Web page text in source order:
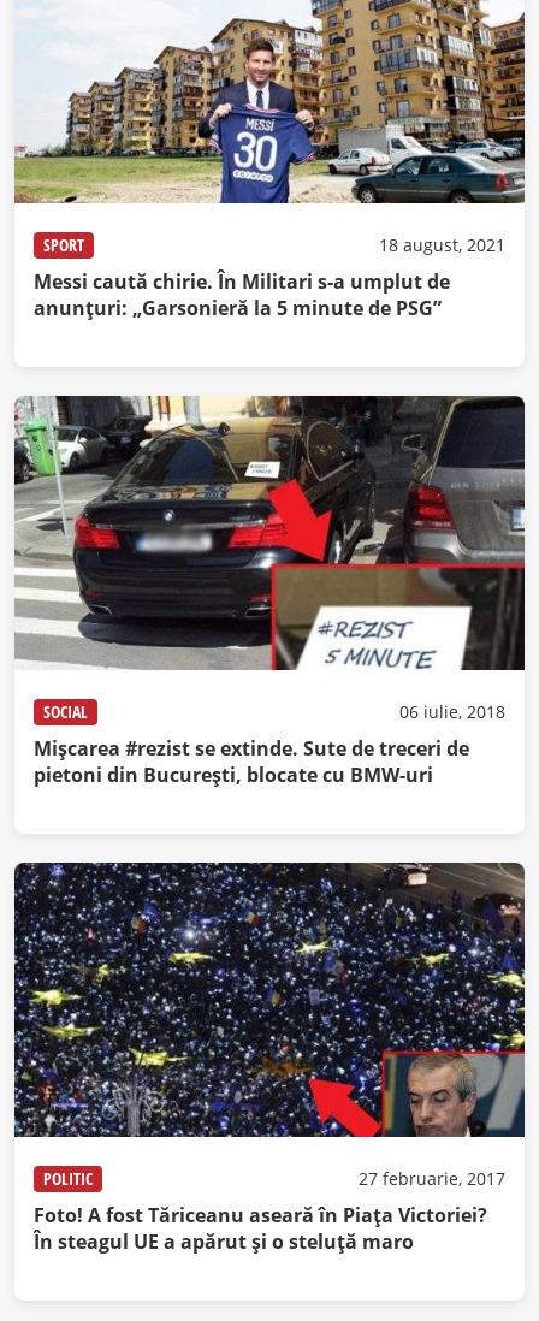
SPORT 18 august, 2021
Messi caută chirie. În Militari s-a umplut de
anunțuri: „Garsonieră la 5 minute de PSG”
SOCIAL 06 iulie, 2018
Mişcarea #rezist se extinde. Sute de treceri de
pietoni din Bucureşti, blocate cu BMW-uri
POLITIC 27 februarie, 2017
Foto! A fost Tăriceanu aseară în Piaţa Victoriei?
În steagul UE a apărut şi o steluţă maro